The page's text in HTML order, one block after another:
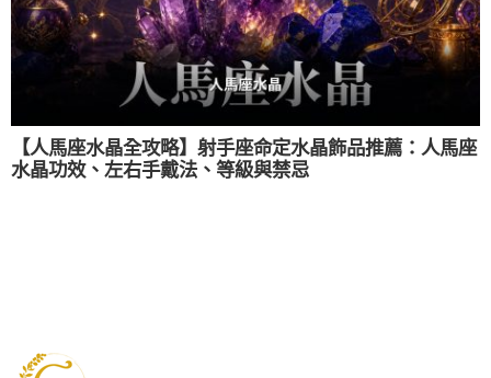
【人馬座水晶全攻略】射手座命定水晶飾品推薦：人馬座
水晶功效、左右手戴法、等級與禁忌